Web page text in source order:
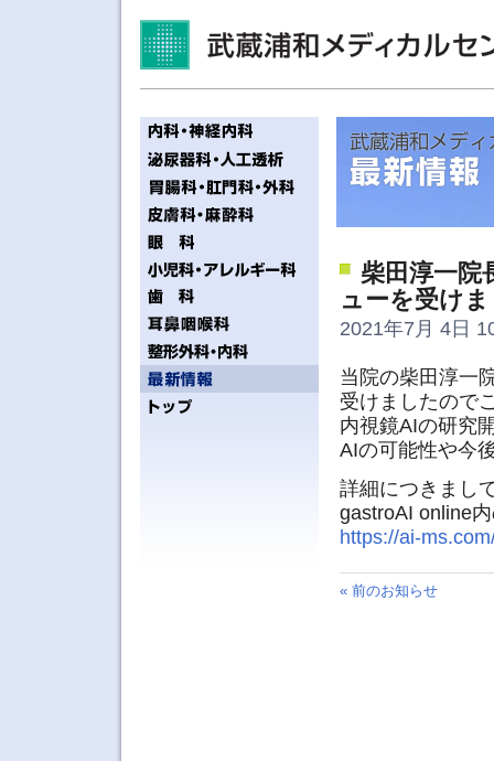
柴田淳一院
ューを受け
2021年7月 4日
当院の柴田淳一
受けましたので
内視鏡AIの研究
AIの可能性や今
詳細につきまし
gastroAI online
https://ai-
« 前のお知らせ